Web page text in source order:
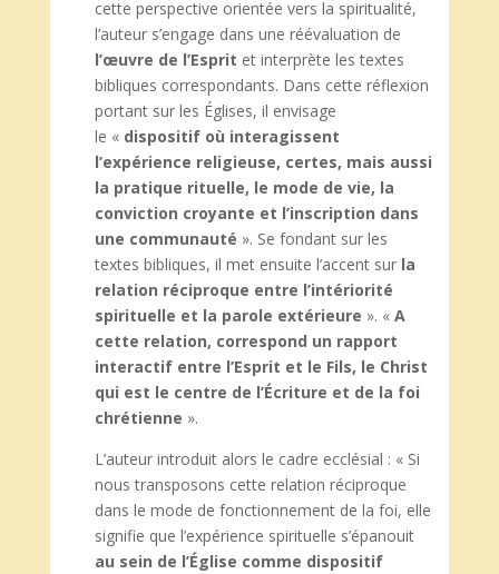
cette perspective orientée vers la spiritualité,
l’auteur s’engage dans une réévaluation de
l’œuvre de l’Esprit et interprète les textes
bibliques correspondants. Dans cette réflexion
portant sur les Églises, il envisage
le « dispositif où interagissent
l’expérience religieuse, certes, mais aussi
la pratique rituelle, le mode de vie, la
conviction croyante et l’inscription dans
une communauté ». Se fondant sur les
textes bibliques, il met ensuite l’accent sur la
relation réciproque entre l’intériorité
spirituelle et la parole extérieure ». « A
cette relation, correspond un rapport
interactif entre l’Esprit et le Fils, le Christ
qui est le centre de l’Écriture et de la foi
chrétienne ».
L’auteur introduit alors le cadre ecclésial : « Si
nous transposons cette relation réciproque
dans le mode de fonctionnement de la foi, elle
signifie que l’expérience spirituelle s’épanouit
au sein de l’Église comme dispositif